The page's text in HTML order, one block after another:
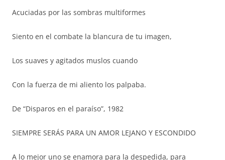
Acuciadas por las sombras multiformes
Siento en el combate la blancura de tu imagen,
Los suaves y agitados muslos cuando
Con la fuerza de mi aliento los palpaba.
De “Disparos en el paraíso”, 1982
SIEMPRE SERÁS PARA UN AMOR LEJANO Y ESCONDIDO
A lo mejor uno se enamora para la despedida, para